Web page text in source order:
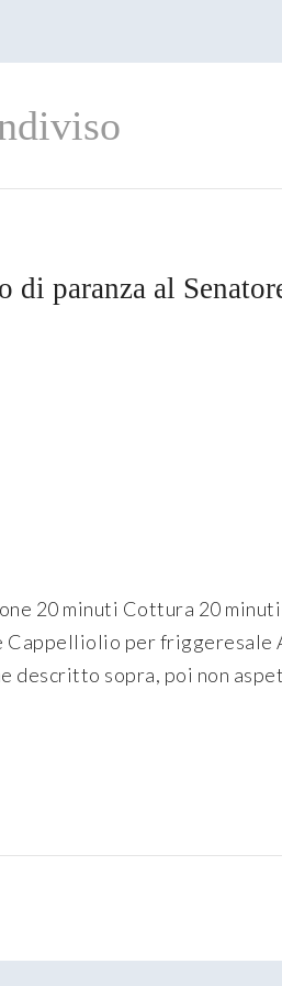
di paranza al
20 minuti Cottura 20
Cappelliolio per friggeresale
descritto sopra, poi non